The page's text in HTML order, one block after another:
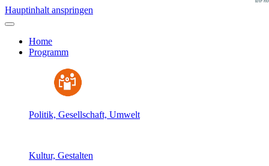
Hauptinhalt anspringen
Home
Programm
Politik, Gesellschaft, Umwelt
Kultur, Gestalten